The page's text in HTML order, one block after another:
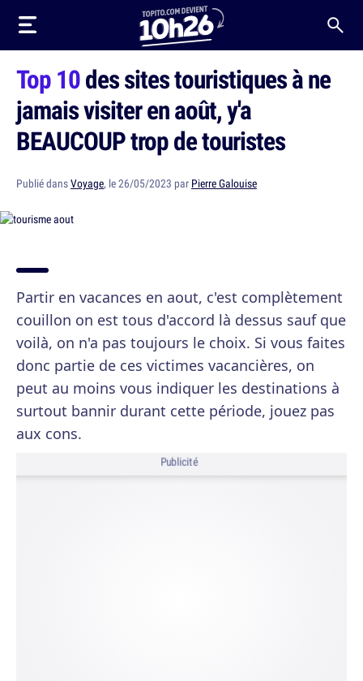
Top 10des sites touristiques à ne
jamais visiter en août, y'a
BEAUCOUP trop de touristes
Publié dansVoyage, le 26/05/2023 par Pierre Galouise
Partir en vacances en aout, c'est complètement
couillon on est tous d'accord là dessus sauf que
voilà, on n'a pas toujours le choix. Si vous faites
donc partie de ces victimes vacancières, on
peut au moins vous indiquer les destinations à
surtout bannir durant cette période, jouez pas
aux cons.
Publicité